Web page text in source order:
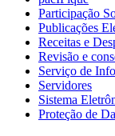
Participação
Publicações
Receitas e
Revisão e
Serviço de
Servidores
Sistema
Proteção de